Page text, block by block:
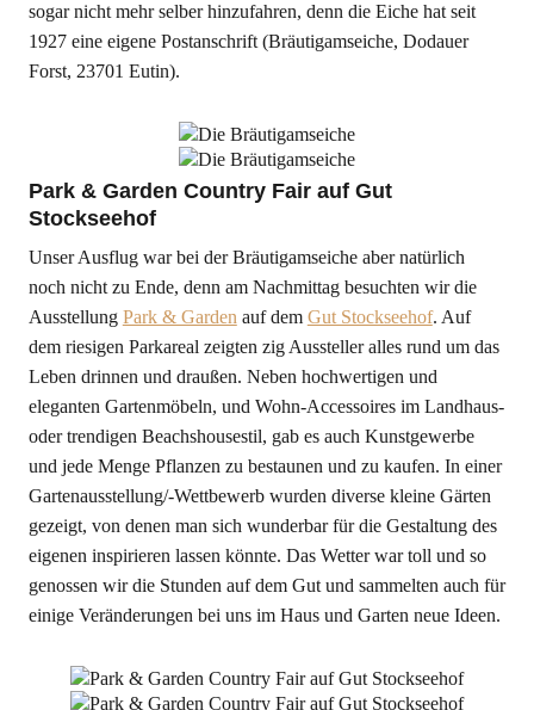
sogar nicht mehr selber hinzufahren, denn die Eiche hat seit
1927 eine eigene Postanschrift (Bräutigamseiche, Dodauer
Forst, 23701 Eutin).
Park & Garden Country Fair auf Gut
Stockseehof
Unser Ausflug war bei der Bräutigamseiche aber natürlich
noch nicht zu Ende, denn am Nachmittag besuchten wir die
Ausstellung Park & Garden auf dem Gut Stockseehof. Auf
dem riesigen Parkareal zeigten zig Aussteller alles rund um das
Leben drinnen und draußen. Neben hochwertigen und
eleganten Gartenmöbeln, und Wohn-Accessoires im Landhaus-
oder trendigen Beachshousestil, gab es auch Kunstgewerbe
und jede Menge Pflanzen zu bestaunen und zu kaufen. In einer
Gartenausstellung/-Wettbewerb wurden diverse kleine Gärten
gezeigt, von denen man sich wunderbar für die Gestaltung des
eigenen inspirieren lassen könnte. Das Wetter war toll und so
genossen wir die Stunden auf dem Gut und sammelten auch für
einige Veränderungen bei uns im Haus und Garten neue Ideen.